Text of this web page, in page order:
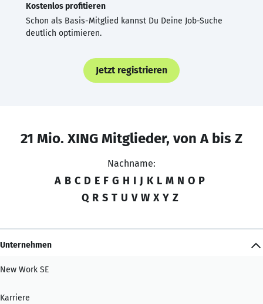
Kostenlos profitieren
Schon als Basis-Mitglied kannst Du Deine Job-Suche
deutlich optimieren.
Jetzt registrieren
21 Mio. XING Mitglieder, von A bis Z
Nachname:
A B C D E F G H I J K L M N O P
Q R S T U V W X Y Z
Unternehmen
New Work SE
Karriere